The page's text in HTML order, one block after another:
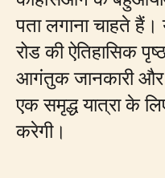
पता लगाना चाहते
रोड की ऐतिहासिक
आगंतुक जानकारी और
एक समृद्ध यात्रा के
करेगी।